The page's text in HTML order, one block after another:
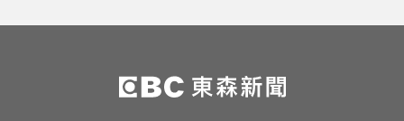
股每日最長交易23小時
台股資金大轉彎？ 達人揭背後關
鍵：玩法完全不一樣